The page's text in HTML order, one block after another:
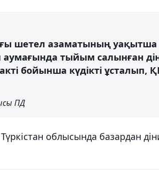
шетел азаматының уақытша
аумағында тыйым салынған
бойынша күдікті ұсталып,
ПД
облысында базардан